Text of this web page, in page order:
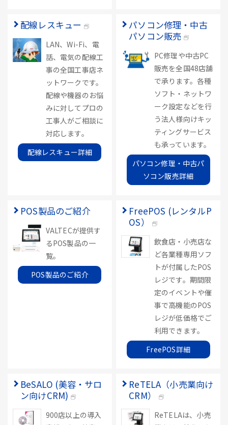
配線レスキュー
LAN、Wi-Fi、電
話、電気の配線工
事の全国工事店ネ
ットワークです。
配線や機器のお悩
みに対してプロの
工事人がご相談に
対応します。
配線レスキュー詳細
パソコン修理・中古
パソコン販売
PC修理や中古PC
販売を全国48店舗
で承ります。各種
ソフト・ネットワ
ーク設定などを行
う法人様向けキッ
ティングサービス
も承っています。
パソコン修理・中古パ
ソコン販売詳細
POS製品のご紹介
VALTECが提供す
るPOS製品の一
覧。
POS製品のご紹介
FreePOS (レンタルP
OS）
飲食店・小売店な
ど各業種専用ソフ
トが付属したPOS
レジです。期間限
定のイベントや催
事で高機能のPOS
レジが低価格でご
利用できます。
FreePOS詳細
BeSALO (美容・サロ
ン向けCRM)
900店以上の導入
ReTELA（小売業向け
CRM）
ReTELAは、小売